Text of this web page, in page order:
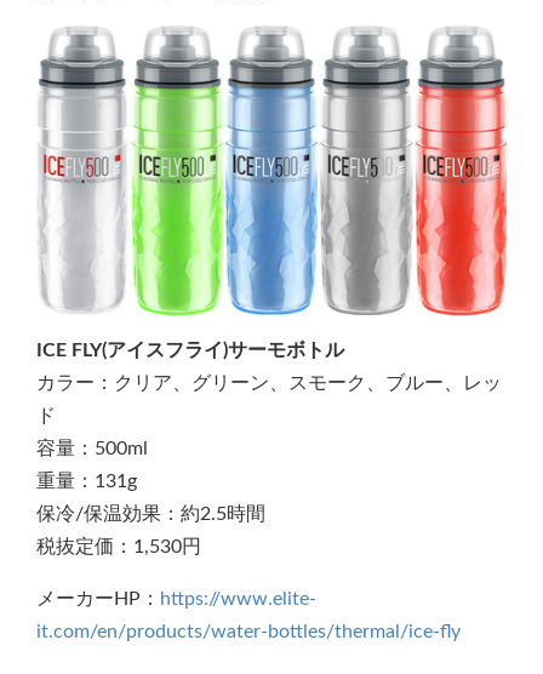
ICE FLY(アイスフライ)サーモボトル
カラー：クリア、グリーン、スモーク、ブルー、レッ
ド
容量：500ml
重量：131g
保冷/保温効果：約2.5時間
税抜定価：1,530円
メーカーHP： https://www.elite-
it.com/en/products/water-bottles/thermal/ice-fly